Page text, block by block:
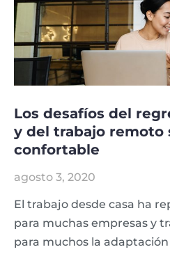
Los desafíos del
y del trabajo remoto
confortable
agosto 3, 2020
El trabajo desde casa ha
para muchas empresas y
para muchos la